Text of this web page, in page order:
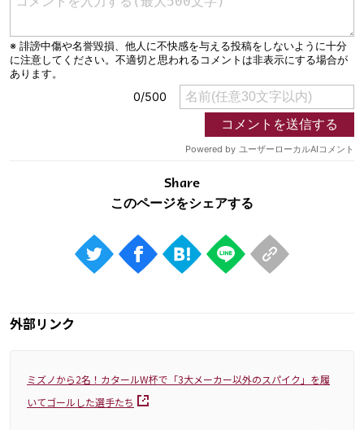
Share
外部リンク
ミズノから2名！カタールW杯で「3大メーカー以外のスパイク」を履
いてゴールした選手たち